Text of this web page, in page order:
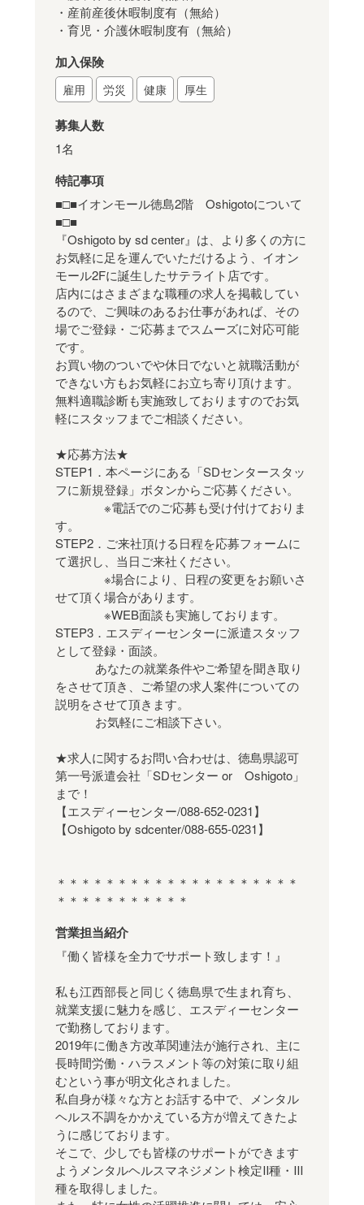
・産前産後休暇制度有（無給）
・育児・介護休暇制度有（無給）
加入保険
雇用 労災 健康 厚生
募集人数
1名
特記事項
■□■イオンモール徳島2階 Oshigotoについて
■□■
『Oshigoto by sd center』は、より多くの方に
お気軽に足を運んでいただけるよう、イオン
モール2Fに誕生したサテライト店です。
店内にはさまざまな職種の求人を掲載してい
るので、ご興味のあるお仕事があれば、その
場でご登録・ご応募までスムーズに対応可能
です。
お買い物のついでや休日でないと就職活動が
できない方もお気軽にお立ち寄り頂けます。
無料適職診断も実施致しておりますのでお気
軽にスタッフまでご相談ください。
★応募方法★
STEP1．本ページにある「SDセンタースタッ
フに新規登録」ボタンからご応募ください。
※電話でのご応募も受け付けておりま
す。
STEP2．ご来社頂ける日程を応募フォームに
て選択し、当日ご来社ください。
※場合により、日程の変更をお願いさ
せて頂く場合があります。
※WEB面談も実施しております。
STEP3．エスディーセンターに派遣スタッフ
として登録・面談。
あなたの就業条件やご希望を聞き取り
をさせて頂き、ご希望の求人案件についての
説明をさせて頂きます。
お気軽にご相談下さい。
★求人に関するお問い合わせは、徳島県認可
第一号派遣会社「SDセンター or Oshigoto」
まで！
【エスディーセンター/088-652-0231】
【Oshigoto by sdcenter/088-655-0231】
＊＊＊＊＊＊＊＊＊＊＊＊＊＊＊＊＊＊＊＊
＊＊＊＊＊＊＊＊＊＊＊
営業担当紹介
『働く皆様を全力でサポート致します！』
私も江西部長と同じく徳島県で生まれ育ち、
就業支援に魅力を感じ、エスディーセンター
で勤務しております。
2019年に働き方改革関連法が施行され、主に
長時間労働・ハラスメント等の対策に取り組
むという事が明文化されました。
私自身が様々な方とお話する中で、メンタル
ヘルス不調をかかえている方が増えてきたよ
うに感じております。
そこで、少しでも皆様のサポートができます
ようメンタルヘルスマネジメント検定Ⅱ種・Ⅲ
種を取得しました。